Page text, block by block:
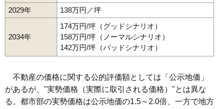
2029年
138万円／坪
2034年
174万円/坪（グッドシナリオ）
158万円/坪（ノーマルシナリオ）
142万円/坪（バッドシナリオ）
不動産の価格に関する公的評価額としては「公示地価」
があるが、"実勢価格（実際に取引される価格）"とは異な
る。都市部の実勢価格は公示地価の1.5～2.0倍、一方で地方